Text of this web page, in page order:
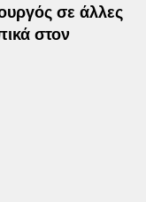
σε άλλες
στον